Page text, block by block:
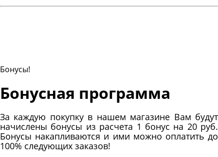
Бонусы!
Бонусная программа
За каждую покупку в нашем магазине Вам будут
начислены бонусы из расчета 1 бонус на 20 руб.
Бонусы накапливаются и ими можно оплатить до
100% следующих заказов!